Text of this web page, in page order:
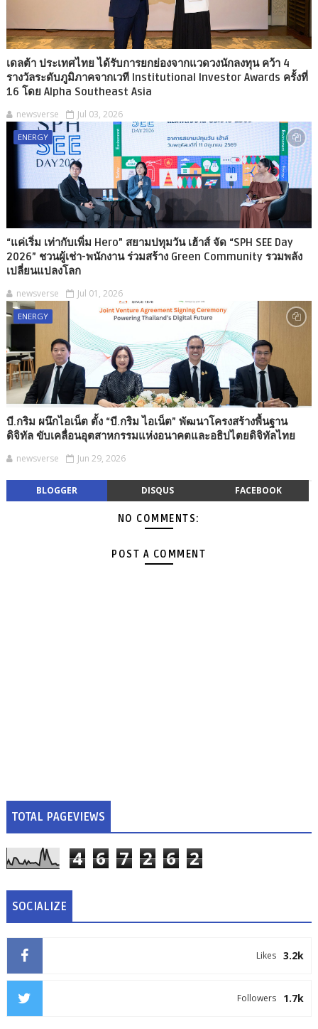
เดลต้า ประเทศไทย ได้รับการยกย่องจากแวดวงนักลงทุน คว้า 4
รางวัลระดับภูมิภาคจากเวที Institutional Investor Awards ครั้งที่
16 โดย Alpha Southeast Asia
newsverse Jul 03, 2026
ENERGY
“แค่เริ่ม เท่ากับเพิ่ม Hero” สยามปทุมวัน เฮ้าส์ จัด “SPH SEE Day
2026” ชวนผู้เช่า-พนักงาน ร่วมสร้าง Green Community รวมพลัง
เปลี่ยนแปลงโลก
newsverse Jul 01, 2026
ENERGY
บี.กริม ผนึกไอเน็ต ตั้ง “บี.กริม ไอเน็ต” พัฒนาโครงสร้างพื้นฐาน
ดิจิทัล ขับเคลื่อนอุตสาหกรรมแห่งอนาคตและอธิปไตยดิจิทัลไทย
newsverse Jun 29, 2026
BLOGGER DISQUS FACEBOOK
NO COMMENTS:
POST A COMMENT
TOTAL PAGEVIEWS
4 6 7 2 6 2
SOCIALIZE
3.2k
Likes
1.7k
Followers